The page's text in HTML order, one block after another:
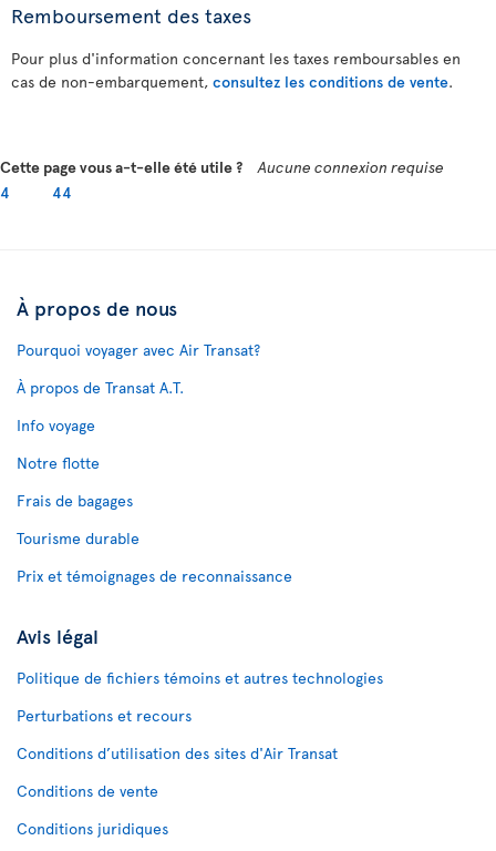
Remboursement des taxes
Pour plus d'information concernant les taxes remboursables en
cas de non-embarquement, consultez les conditions de vente.
Cette page vous a-t-elle été utile ?
Aucune connexion requise
4
44
À propos de nous
Pourquoi voyager avec Air Transat?
À propos de Transat A.T.
Info voyage
Notre flotte
Frais de bagages
Tourisme durable
Prix et témoignages de reconnaissance
Avis légal
Politique de fichiers témoins et autres technologies
Perturbations et recours
Conditions d’utilisation des sites d'Air Transat
Conditions de vente
Conditions juridiques